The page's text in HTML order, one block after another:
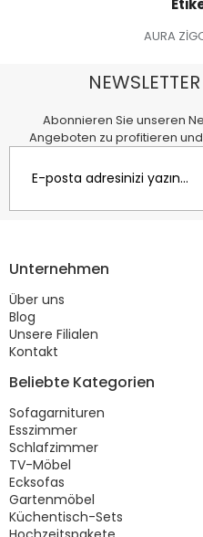
AURA
Abonnieren Sie unseren
Angeboten zu profitieren
Unternehmen
Über uns
Blog
Unsere Filialen
Kontakt
Beliebte Kategorien
Sofagarnituren
Esszimmer
Schlafzimmer
TV-Möbel
Ecksofas
Gartenmöbel
Küchentisch-Sets